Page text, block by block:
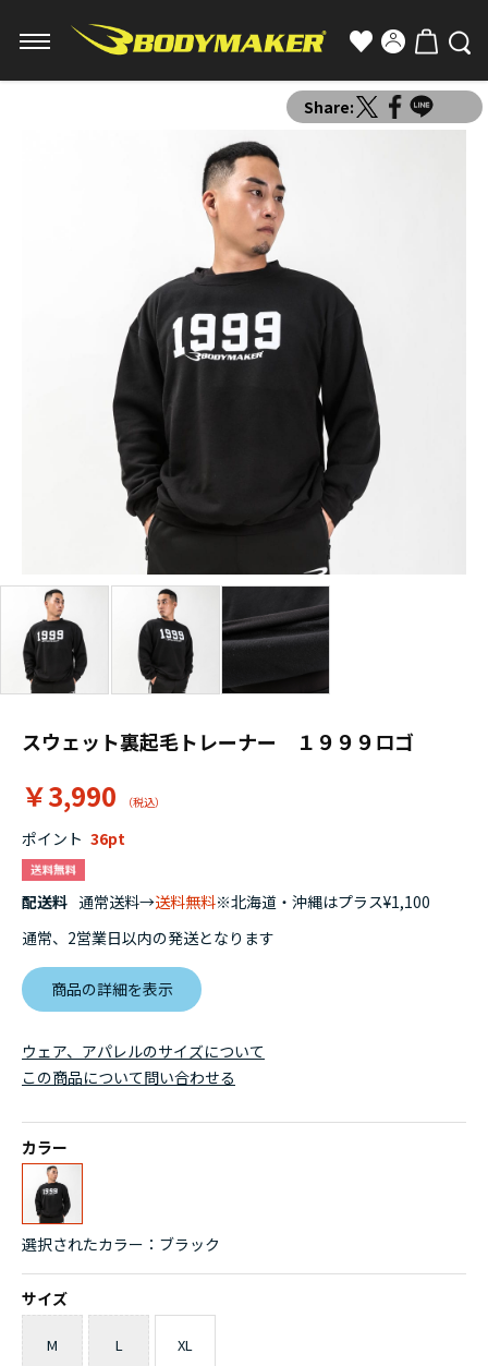
Share:
スウェット裏起毛トレーナー １９９９ロゴ
￥3,990
ポイント 36
配送料 通常送料→送料無料※北海道・沖縄はプラス¥1,100
通常、2営業日以内の発送となります
商品の詳細を表示
ウェア、アパレルのサイズについて
カラー
選択されたカラー：ブラック
サイズ
M L XL
この商品について問い合わせる